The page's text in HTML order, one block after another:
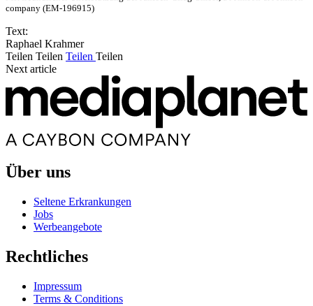
company (EM-196915)
Text:
Raphael Krahmer
Teilen Teilen Teilen Teilen
Next article
Über uns
Seltene Erkrankungen
Jobs
Werbeangebote
Rechtliches
Impressum
Terms & Conditions